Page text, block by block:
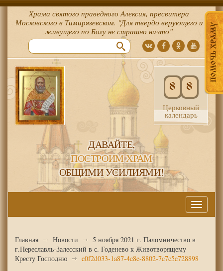
ПОМОЧЬ ХРАМУ
Храма святого праведного Алексия, пресвитера
Московского в Тимирязевском. "Для твердо верующего и
живущего по Богу не страшно ничто”
8 8
Церковный
календарь
ДАВАЙТЕ,
ПОСТРОИМ ХРАМ
ОБЩИМИ УСИЛИЯМИ!
Меню
Главная Новости
5 ноября 2021 г. Паломничество в
г.Переславль-Залесский в с. Годенево к Животворящему
Кресту Господню
e0f2d033-1a87-4e8e-8802-7c7c5e728898